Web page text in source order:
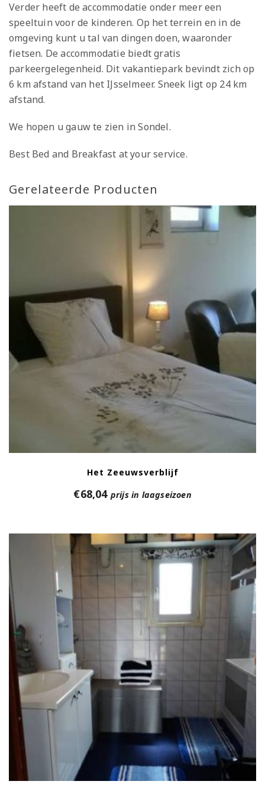
Verder heeft de accommodatie onder meer een
speeltuin voor de kinderen. Op het terrein en in de
omgeving kunt u tal van dingen doen, waaronder
fietsen. De accommodatie biedt gratis
parkeergelegenheid. Dit vakantiepark bevindt zich op
6 km afstand van het IJsselmeer. Sneek ligt op 24 km
afstand.
We hopen u gauw te zien in Sondel.
Best Bed and Breakfast at your service.
Gerelateerde Producten
Het Zeeuwsverblijf
€68,04 prijs in laagseizoen